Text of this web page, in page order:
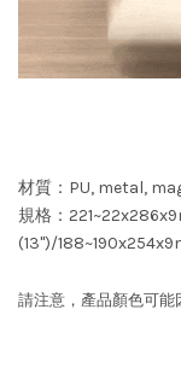
材質：PU, metal,
規格：
(13")/
請注意，產品顏色可能